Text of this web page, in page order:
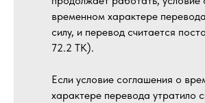
временном характере
силу, и перевод считается
72.2 ТК).
Если условие соглашения о
характере перевода утратило